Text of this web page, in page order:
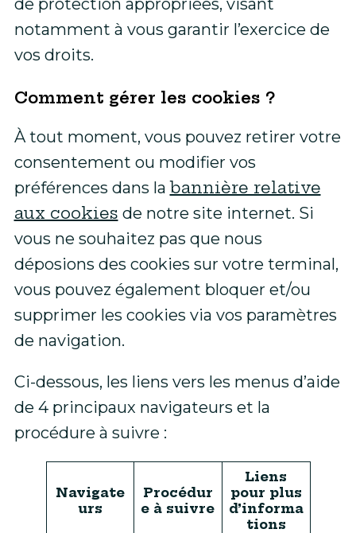
notamment à vous garantir l’exercice de
vos droits.
Comment gérer les cookies ?
À tout moment, vous pouvez retirer votre
consentement ou modifier vos
préférences dans labannière relative
aux cookies de notre site internet. Si
vous ne souhaitez pas que nous
déposions des cookies sur votre terminal,
vous pouvez également bloquer et/ou
supprimer les cookies via vos paramètres
de navigation.
Ci-dessous, les liens vers les menus d’aide
de 4 principaux navigateurs et la
procédure à suivre :
Navigate
urs
Procédur
e à suivre
Liens
pour plus
d’informa
tions